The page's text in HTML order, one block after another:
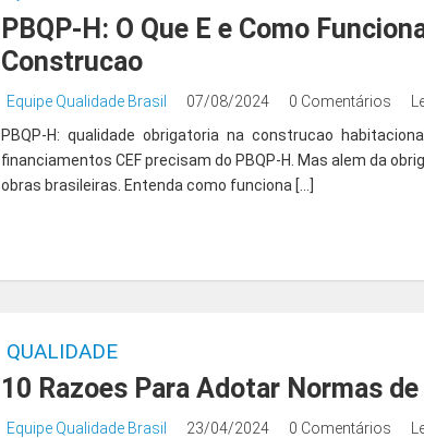
PBQP-H: O Que E e Como
Construcao
Equipe Qualidade Brasil 07/08/2024 0 Comentários
PBQP-H: qualidade obrigatoria na construcao
financiamentos CEF precisam do PBQP-H. Mas alem da
obras brasileiras. Entenda como funciona […]
QUALIDADE
10 Razoes Para Adotar Normas
Equipe Qualidade Brasil 23/04/2024 0 Comentários